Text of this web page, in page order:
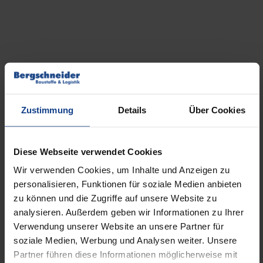
Zustimmung Details Über Cookies
Diese Webseite verwendet Cookies
Wir verwenden Cookies, um Inhalte und Anzeigen zu
personalisieren, Funktionen für soziale Medien anbieten
zu können und die Zugriffe auf unsere Website zu
analysieren. Außerdem geben wir Informationen zu Ihrer
Verwendung unserer Website an unsere Partner für
soziale Medien, Werbung und Analysen weiter. Unsere
Partner führen diese Informationen möglicherweise mit
Produktseite
gewählt
werden
ab12,60€
inkl. MwSt. zzgl. Versandkosten
AUSFÜHRUNG WÄHLEN
Dieses
Produkt
weist
Varianten
auf.